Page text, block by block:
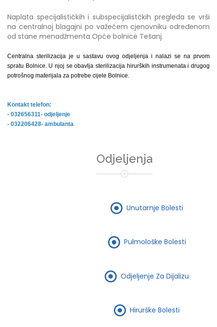
Naplata specijalističkih i subspecijalistčkih pregleda se vrši
na centralnoj blagajni po važećem cjenovniku određenom
od stane menadžmenta Opće bolnice Tešanj.
Centralna sterilizacija je u sastavu ovog odjeljenja i nalazi se na prvom
spratu Bolnice. U njoj se obavlja sterilizacija hirurških instrumenata i drugog
potrošnog materijala za potrebe cijele Bolnice.
Kontakt telefon:
- 032656311- odjeljenje
- 032206428- ambulanta
Odjeljenja
Unutarnje Bolesti
Pulmološke Bolesti
Odjeljenje Za Dijalizu
Hirurške Bolesti